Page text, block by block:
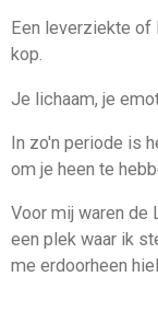
Een leverziekte
kop.
Je lichaam, je
In zo'n periode is
om je heen te
Voor mij waren de
een plek waar ik
me erdoorheen